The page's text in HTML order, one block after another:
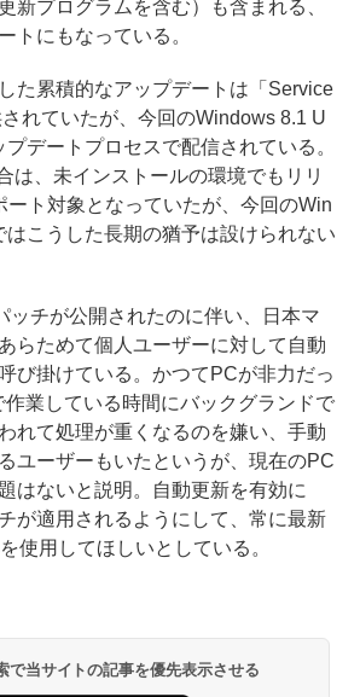
新プログラムを含む）も含まれる、
トにもなっている。
た累積的なアップデートは「Service
れていたが、今回のWindows 8.1 U
デートプロセスで配信されている。
は、未インストールの環境でもリリ
ート対象となっていたが、今回のWin
こうした長期の猶予は設けられない
チが公開されたのに伴い、日本マ
らためて個人ユーザーに対して自動
び掛けている。かつてPCが非力だっ
業している時間にバックグランドで
れて処理が重くなるのを嫌い、手動
ユーザーもいたというが、現在のPC
はないと説明。自動更新を有効に
が適用されるようにして、常に最新
使用してほしいとしている。
で当サイトの記事を優先表示させる